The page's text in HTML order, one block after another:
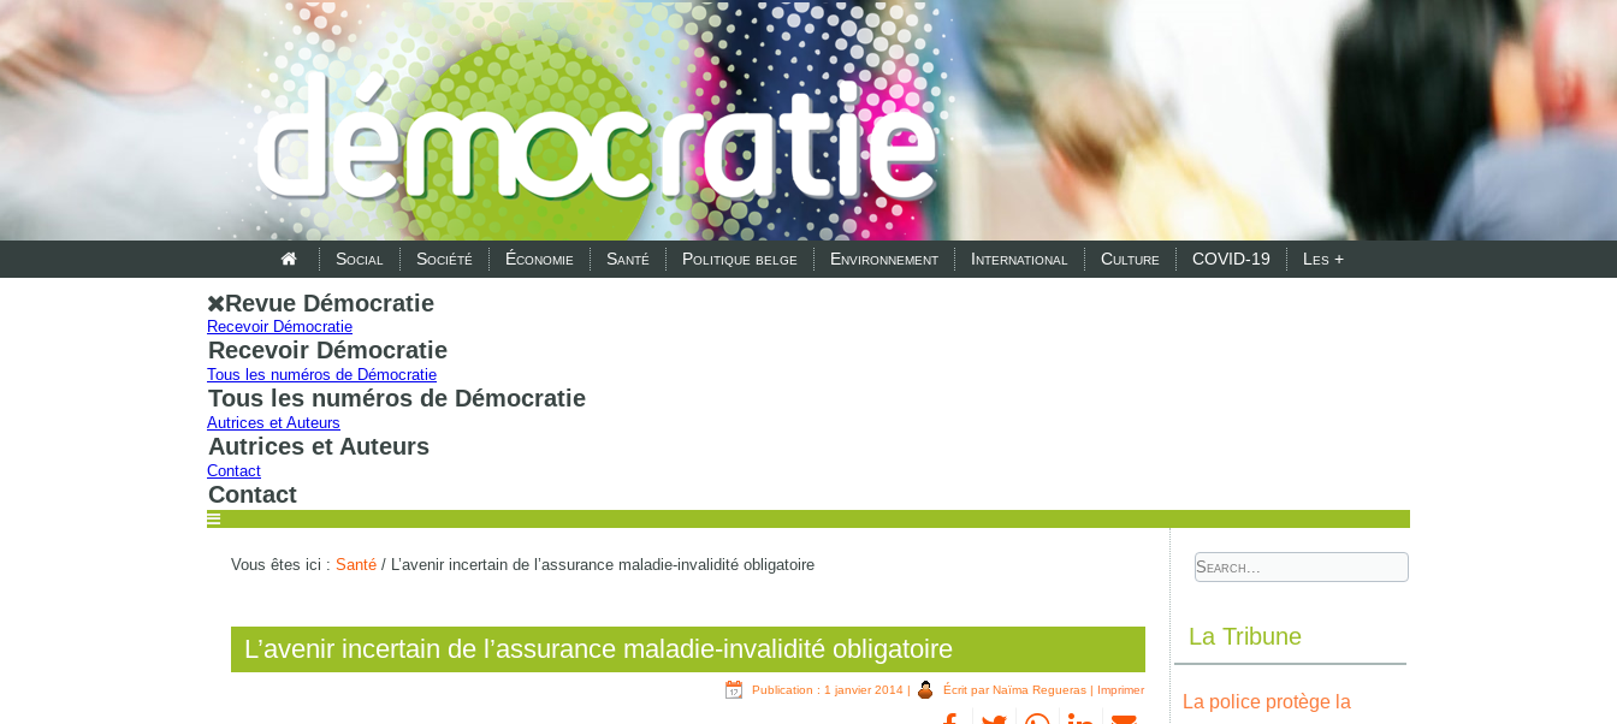
Social Société Économie Santé Politique belge Environnement International Culture COVID-19 Les +
Revue Démocratie
Recevoir Démocratie
Recevoir Démocratie
Tous les numéros de Démocratie
Tous les numéros de Démocratie
Autrices et Auteurs
Autrices et Auteurs
Contact
Contact
Vous êtes ici : Santé / L’avenir incertain de l’assurance maladie-invalidité obligatoire
L’avenir incertain de l’assurance maladie-invalidité obligatoire
Publication : 1 janvier 2014 | Écrit par Naïma Regueras | Imprimer
La Tribune
La police protège la